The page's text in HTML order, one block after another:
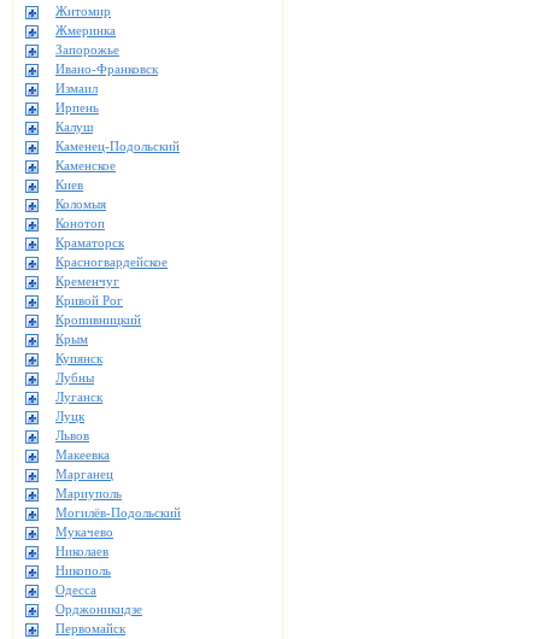
Житомир
Жмеринка
Запорожье
Ивано-Франковск
Измаил
Ирпень
Калуш
Каменец-Подольский
Каменское
Киев
Коломыя
Конотоп
Краматорск
Красногвардейское
Кременчуг
Кривой Рог
Кропивницкий
Крым
Купянск
Лубны
Луганск
Луцк
Львов
Макеевка
Марганец
Мариуполь
Могилёв-Подольский
Мукачево
Николаев
Никополь
Одесса
Орджоникидзе
Первомайск